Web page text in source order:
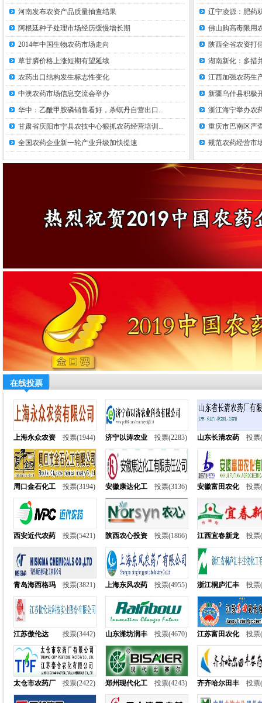
河南发布农资产品质量抽查结果
阿根廷种子处理市场经历缓慢增长期
2014年中国生物农药市场走向
草甘膦价格上涨短期有望延续
农药出口结构发生标志性变化
中澳农药市场信息交流会举办
华中：乙酰甲胺磷销售看好，杀螟丹自营出口...
甘肃省庆阳市宁县农技中心狠抓农药经营培训...
全国农药企业新一轮产业升级加快提速
辽宁凌源：肥药
佛山购高毒限用
陕西全省农资打
湖南新化：多措
江西加强农药生
新疆乌什县积极
浙江海宁举办农
重庆市巴南区严
规范农药经营市
在线投票
上海永众农资 投票(1944) 济宁以涛农业 投票(2283) 山东长清农药 投票
周口金石化工 投票(3194) 安徽康达化工 投票(3136) 安徽富田农化 投票
西安近代农药 投票(5421) 陕西农心投资 投票(1866) 江西宜春新龙 投票
青岛海西格玛 投票(3821) 上海东风农药 投票(4955) 浙江桐庐汇丰 投票
江苏傲伦达 投票(3442) 山东潍坊润丰 投票(4670) 江苏富田农化 投票
太仓市农药厂 投票(2422) 郑州现代化工 投票(4243) 齐齐哈尔田丰 投票